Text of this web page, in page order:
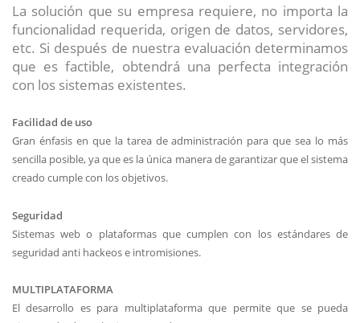
La solución que su empresa requiere, no importa la
funcionalidad requerida, origen de datos, servidores,
etc. Si después de nuestra evaluación determinamos
que es factible, obtendrá una perfecta integración
con los sistemas existentes.
Facilidad de uso
Gran énfasis en que la tarea de administración para que sea lo más
sencilla posible, ya que es la única manera de garantizar que el sistema
creado cumple con los objetivos.
Seguridad
Sistemas web o plataformas que cumplen con los estándares de
seguridad anti hackeos e intromisiones.
MULTIPLATAFORMA
El desarrollo es para multiplataforma que permite que se pueda